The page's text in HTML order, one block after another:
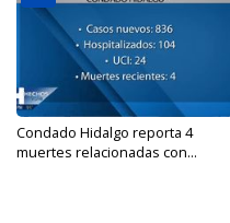
Condado Hidalgo reporta 4
muertes relacionadas con...